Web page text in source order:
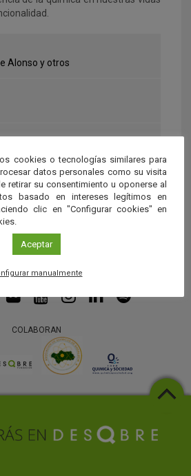
Alonso y otros
COLABORAN
cookies o tecnologías similares para
datos personales como su visita
retirar su consentimiento u oponerse al
basado en intereses legítimos en
clic en "Configurar cookies" en
Aceptar
manualmente